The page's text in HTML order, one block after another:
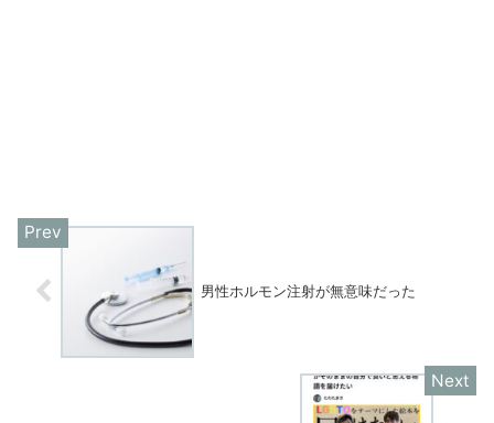
男性ホルモン注射が無意味だった